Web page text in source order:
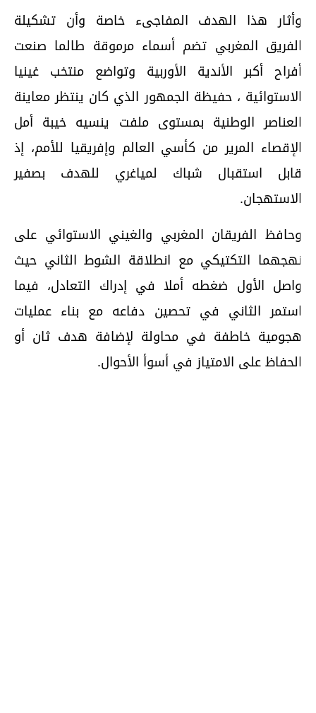
هذا الهدف المفاجىء خاصة وأن تشكيلة
المغربي تضم أسماء مرموقة طالما صنعت
أكبر الأندية الأوربية وتواضع منتخب غينيا
، حفيظة الجمهور الذي كان ينتظر معاينة
الوطنية بمستوى ملفت ينسيه خيبة أمل
المرير من كأسي العالم وإفريقيا للأمم، إذ
استقبال شباك لمياغري للهدف بصفير
الفريقان المغربي والغيني الاستوائي على
التكتيكي مع انطلاقة الشوط الثاني حيث
الأول ضغطه أملا في إدراك التعادل، فيما
الثاني في تحصين دفاعه مع بناء عمليات
خاطفة في محاولة لإضافة هدف ثان أو
على الامتياز في أسوأ الأحوال.